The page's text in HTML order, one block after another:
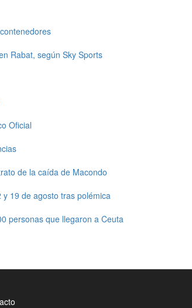
Rabat, según Sky Sports
Oficial
de la caída de Macondo
19 de agosto tras polémica
personas que llegaron a Ceuta